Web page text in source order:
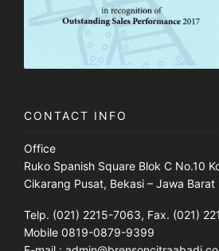
CONTACT INFO
Office
Ruko Spanish Square Blok C No.10
Cikarang Pusat, Bekasi – Jawa Barat
Telp. (021) 2215-7063, Fax. (021)
Mobile 0819-0879-9399